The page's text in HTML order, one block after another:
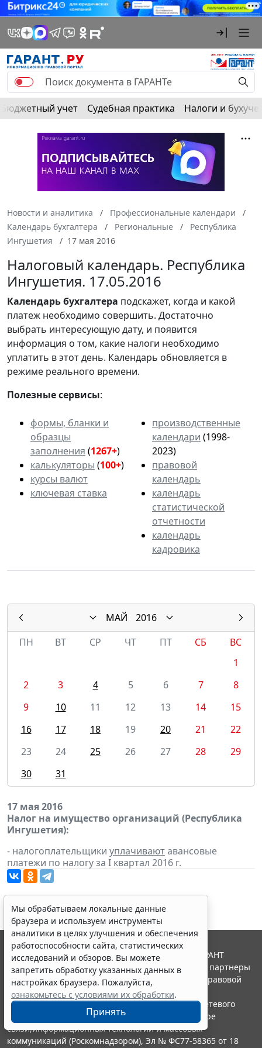
Бюджетный учет Судебная практика Налоги и
Новости и аналитика
Профессиональные календари
Календарь бухгалтера
Региональные
Республика
Ингушетия
17 мая 2016
Налоговый календарь. Республика
Ингушетия. 17.05.2016
Календарьбухгалтера подскажет, когда и какой
платеж необходимо совершить. Достаточно
выбрать интересующую дату, и появится
информация о том, какие налоги необходимо
уплатить в этот день. Календарь обновляется в
режиме реального времени.
Полезные сервисы:
формы, бланки и
образцы
заполнения (1267+)
калькуляторы (100+)
курсы валют
ключевая ставка
производственные
календари (1998-
2023)
правовой
календарь
календарь
статистической
отчетности
календарь
кадровика
МАЙ
2016
ПН
ВТ СР ЧТ ПТ СБ
ВС
1
2
3 4 5 6 7
8
9
10 11 12 13 14
15
16
17 18 19 20 21
22
23
24 25 26 27 28
29
30
31
17 мая 2016
Налог на имущество организаций (Республика
Ингушетия):
- налогоплательщики уплачиваютавансовые
платежи по налогу за I квартал 2016 г.
Мы обрабатываем локальные данные
браузера и используем инструменты
аналитики в целях улучшения и обеспечения
работоспособности сайта, статистических
исследований и обзоров. Вы можете
запретить обработку указанных данных в
настройках браузера. Пожалуйста,
ознакомьтесь с условиями их обработки.
Принять
© ООО "НПП "ГАРАНТ-СЕРВИС", 2026. Система ГАРАНТ
выпускается с 1990 года. Компания "Гарант" и ее партнеры
являются участниками Российской ассоциации правовой
информации ГАРАНТ.
Портал ГАРАНТ.РУ зарегистрирован в качестве сетевого
издания Федеральной службой по надзору в сфере
связи,информационных технологий и массовых
коммуникаций (Роскомнадзором), Эл № ФС77-58365 от 18